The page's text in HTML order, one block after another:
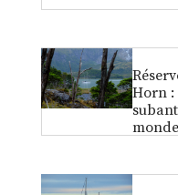
Horn :
monde